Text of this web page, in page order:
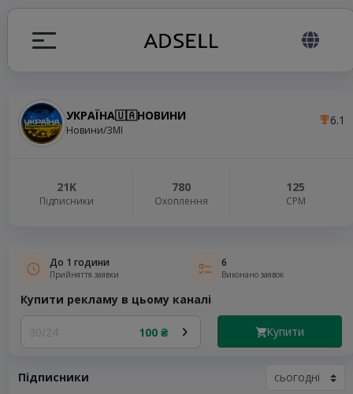
УКРАЇНА🇺🇦НОВИНИ
Новини/ЗМІ
6.1
21K
Підписники
780
Охоплення
125
СРМ
До 1 години
Прийняття заявки
6
Виконано заявок
Купити рекламу в цьому каналі
30/24 100 ₴ Купити
Підписники